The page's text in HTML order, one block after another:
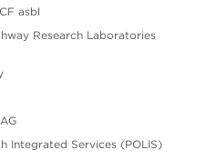
asbl
Research Laboratories
Integrated Services (POLIS)